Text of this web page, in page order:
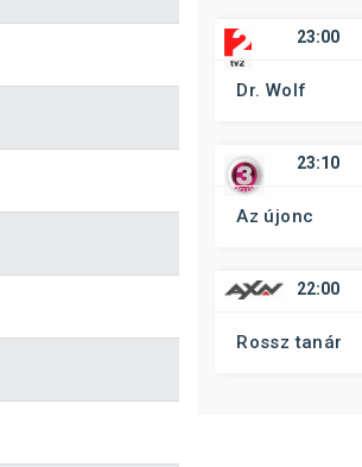
23:00
Dr. Wolf
23:10
Az újonc
22:00
Rossz tanár